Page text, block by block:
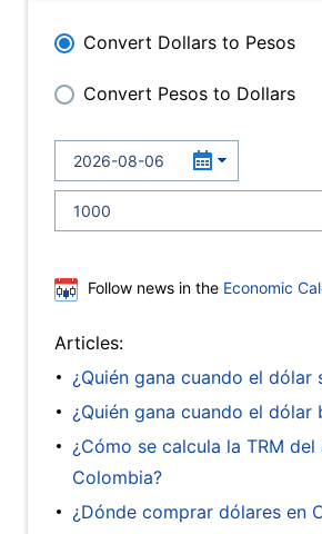
Convert Dollars to Pesos
Convert Pesos to Dollars
Follow news in the Economic
Articles:
¿Quién gana cuando el dólar
¿Quién gana cuando el dólar
¿Cómo se calcula la TRM
Colombia?
¿Dónde comprar dólares en